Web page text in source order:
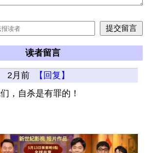
读者留言
2月前
【回复】
，自杀是有罪的！